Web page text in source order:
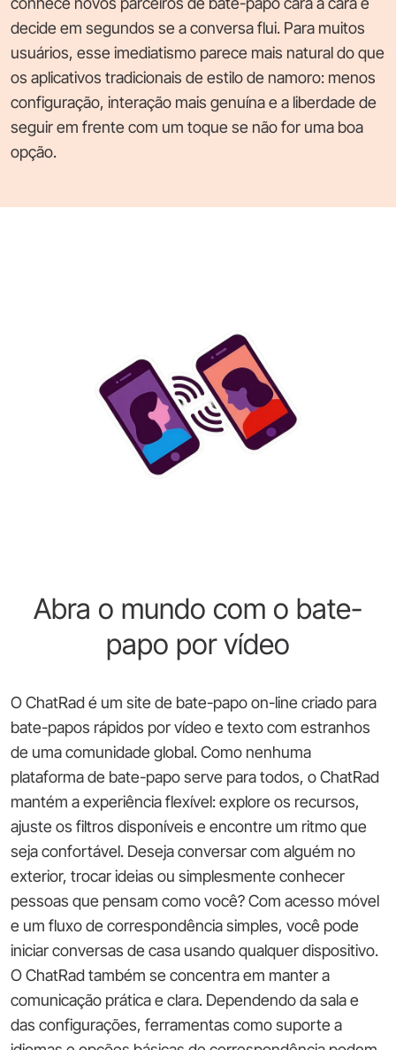
decide em segundos se a conversa flui. Para muitos
usuários, esse imediatismo parece mais natural do que
os aplicativos tradicionais de estilo de namoro: menos
configuração, interação mais genuína e a liberdade de
seguir em frente com um toque se não for uma boa
opção.
Abra o mundo com o bate-
papo por vídeo
O ChatRad é um site de bate-papo on-line criado para
bate-papos rápidos por vídeo e texto com estranhos
de uma comunidade global. Como nenhuma
plataforma de bate-papo serve para todos, o ChatRad
mantém a experiência flexível: explore os recursos,
ajuste os filtros disponíveis e encontre um ritmo que
seja confortável. Deseja conversar com alguém no
exterior, trocar ideias ou simplesmente conhecer
pessoas que pensam como você? Com acesso móvel
e um fluxo de correspondência simples, você pode
iniciar conversas de casa usando qualquer dispositivo.
O ChatRad também se concentra em manter a
comunicação prática e clara. Dependendo da sala e
das configurações, ferramentas como suporte a